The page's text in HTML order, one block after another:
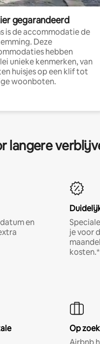
gegarandeerd
is de accommodatie de
Deze
hebben
unieke kenmerken, van
huisjes op een klif tot
woonboten.
langere
en
je voor
kosten.*
Op